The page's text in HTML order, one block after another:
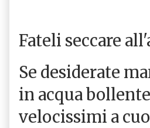
Fateli seccare
Se desiderate
in acqua
velocissimi a